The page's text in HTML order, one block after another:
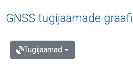
GNSS tugijaamade
Tugijaamad